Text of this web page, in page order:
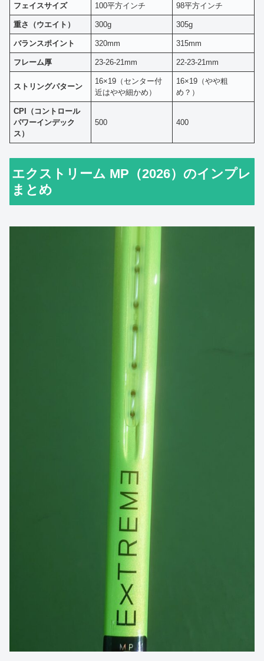
フェイスサイズ 100平方インチ 98平方インチ
重さ（ウエイト） 300g 305g
バランスポイント 320mm 315mm
フレーム厚 23-26-21mm 22-23-21mm
ストリングパターン
16×19（センター付
近はやや細かめ）
16×19（やや粗
め？）
CPI（コントロール
パワーインデック
ス）
500 400
エクストリーム MP（2026）のインプレ
まとめ